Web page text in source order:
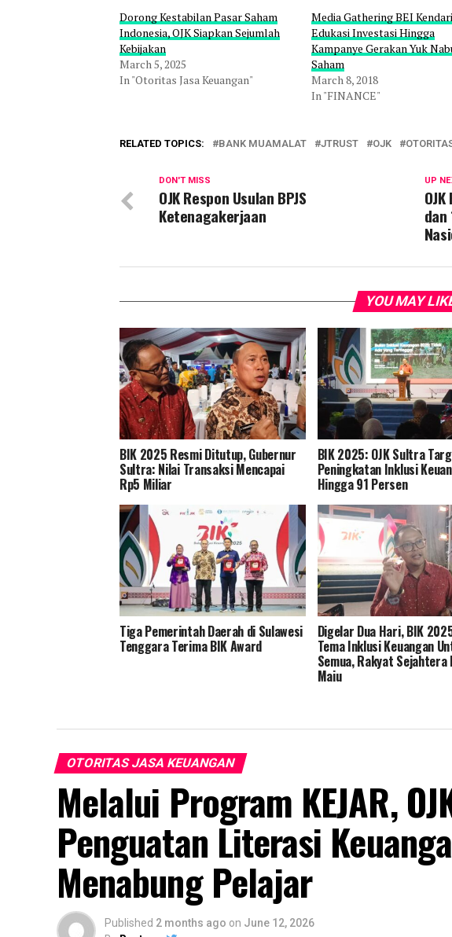
Dorong Kestabilan Pasar Saham
Indonesia, OJK Siapkan Sejumlah
Kebijakan
March 5, 2025
In "Otoritas Jasa Keuangan"
Media Gathering BEI
Edukasi Investasi Hingga
Kampanye Gerakan Yuk
Saham
March 8, 2018
In "FINANCE"
RELATED TOPICS: BANK MUAMALAT JTRUST OJK
UP
DON'T MISS
OJK Respon Usulan BPJS
Ketenagakerjaan
YOU MAY
BIK 2025 Resmi Ditutup, Gubernur
Sultra: Nilai Transaksi Mencapai
Rp5 Miliar
BIK 2025: OJK Sultra
Peningkatan Inklusi
Hingga 91 Persen
Tiga Pemerintah Daerah di Sulawesi
Tenggara Terima BIK Award
Digelar Dua Hari, BIK
Tema Inklusi Keuangan
Semua, Rakyat Sejahtera
Maju
OTORITAS JASA KEUANGAN
Melalui Program KEJAR,
Penguatan Literasi
Menabung Pelajar
Published 2 months ago on June 12, 2026